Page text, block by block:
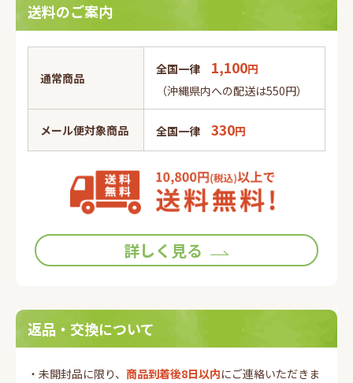
送料のご案内
通常商品
全国一律 1,100円
（沖縄県内への配送は550円）
メール便対象商品 全国一律 330円
詳しく見る
返品・交換について
・未開封品に限り、 商品到着後8日以内にご連絡いただきま